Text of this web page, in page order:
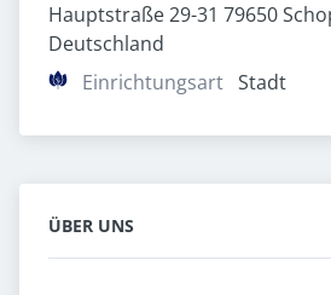
Hauptstraße 29-31 79650
Deutschland
Einrichtungsart Stadt
ÜBER UNS